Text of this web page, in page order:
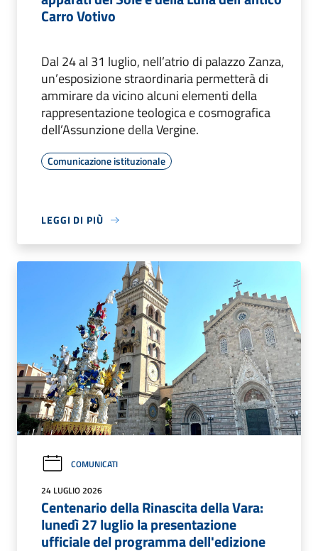
Carro Votivo
Dal 24 al 31 luglio, nell’atrio di palazzo Zanza,
un’esposizione straordinaria permetterà di
ammirare da vicino alcuni elementi della
rappresentazione teologica e cosmografica
dell’Assunzione della Vergine.
Comunicazione istituzionale
LEGGI DI PIÙ
COMUNICATI
24 LUGLIO 2026
Centenario della Rinascita della Vara:
lunedì 27 luglio la presentazione
ufficiale del programma dell'edizione